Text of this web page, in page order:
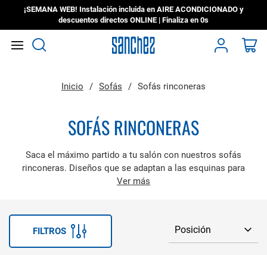
¡SEMANA WEB! Instalación incluida en AIRE ACONDICIONADO y
descuentos directos ONLINE | Finaliza en 0s
Inicio Sofás Sofás rinconeras
SOFÁS RINCONERAS
Saca el máximo partido a tu salón con nuestros sofás
rinconeras. Diseños que se adaptan a las esquinas para
aprovechar cada metro cuadrado sin perder confort.
Ver más
FILTROS